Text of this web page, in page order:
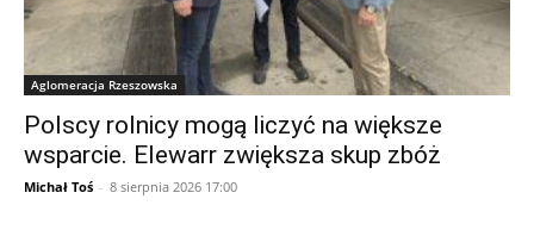
Aglomeracja Rzeszowska
Polscy rolnicy mogą liczyć na większe
wsparcie. Elewarr zwiększa skup zbóż
Michał Toś - 8 sierpnia 2026 17:00